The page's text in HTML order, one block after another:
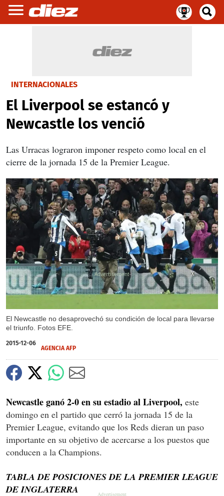
INTERNACIONALES
El Liverpool se estancó y
Newcastle los venció
Las Urracas lograron imponer respeto como local en el
cierre de la jornada 15 de la Premier League.
El Newcastle no desaprovechó su condición de local para llevarse
el triunfo. Fotos EFE.
X
X
2015-12-06
AGENCIA AFP
Newcastle ganó 2-0 en su estadio al Liverpool, este
domingo en el partido que cerró la jornada 15 de la
Premier League, evitando que los Reds dieran un paso
importante en su objetivo de acercarse a los puestos que
conducen a la Champions.
TABLA DE POSICIONES DE LA PREMIER LEAGUE
DE INGLATERRA